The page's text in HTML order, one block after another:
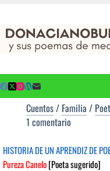
contenido
Cuentos/ Familia /
1 comentario
HISTORIA DE UN APRENDIZ DE
Pureza Canelo[Poeta sugerido]